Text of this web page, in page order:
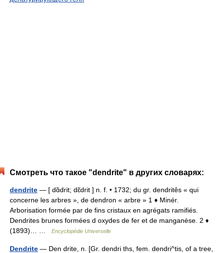
Смотреть что такое "dendrite" в других словарях:
dendrite — [ dɑ̃drit; dɛ̃drit ] n. f. • 1732; du gr. dendritês « qui
concerne les arbres », de dendron « arbre » 1 ♦ Minér.
Arborisation formée par de fins cristaux en agrégats ramifiés.
Dendrites brunes formées d oxydes de fer et de manganèse. 2 ♦
(1893)… …
Encyclopédie Universelle
Dendrite — Den drite, n. [Gr. dendri ths, fem. dendri^tis, of a tree,